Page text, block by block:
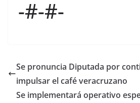
-#-#-
Se pronuncia Diputada por
impulsar el café veracruzano
Se implementará operativo